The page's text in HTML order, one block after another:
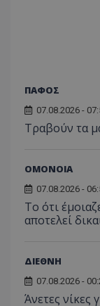
ΠΑΦΟΣ
07.08.2026 -
Τραβούν τα
ΟΜΟΝΟΙΑ
07.08.2026 -
Το ότι
αποτελεί
ΔΙΕΘΝΗ
07.08.2026 -
Άνετες νίκες